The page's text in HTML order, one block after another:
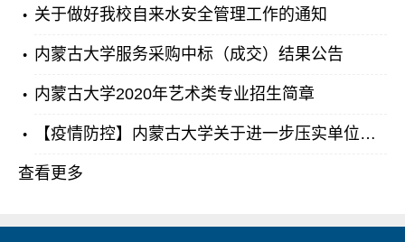
关于做好我校自来水安全管理工作的通知
内蒙古大学服务采购中标（成交）结果公告
内蒙古大学2020年艺术类专业招生简章
【疫情防控】内蒙古大学关于进一步压实单位责任切实做好学生返校前新冠肺炎疫情防控工作的通知
查看更多